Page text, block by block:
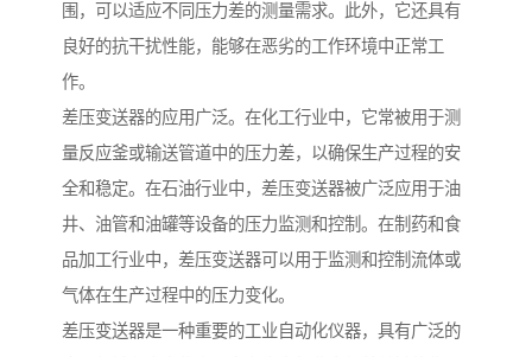
围，可以适应不同压力差的测量需求。此外，它还具有
良好的抗干扰性能，能够在恶劣的工作环境中正常工
作。
差压变送器的应用广泛。在化工行业中，它常被用于测
量反应釜或输送管道中的压力差，以确保生产过程的安
全和稳定。在石油行业中，差压变送器被广泛应用于油
井、油管和油罐等设备的压力监测和控制。在制药和食
品加工行业中，差压变送器可以用于监测和控制流体或
气体在生产过程中的压力变化。
差压变送器是一种重要的工业自动化仪器，具有广泛的